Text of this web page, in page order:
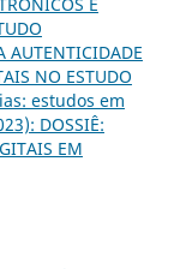
AUTENTICIDADE
NO ESTUDO
estudos em
DOSSIÊ:
EM